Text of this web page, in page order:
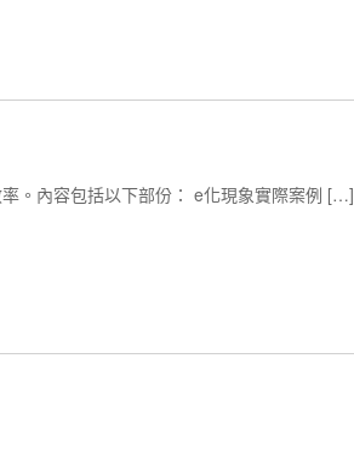
。內容包括以下部份： e化現象實際案例 […]